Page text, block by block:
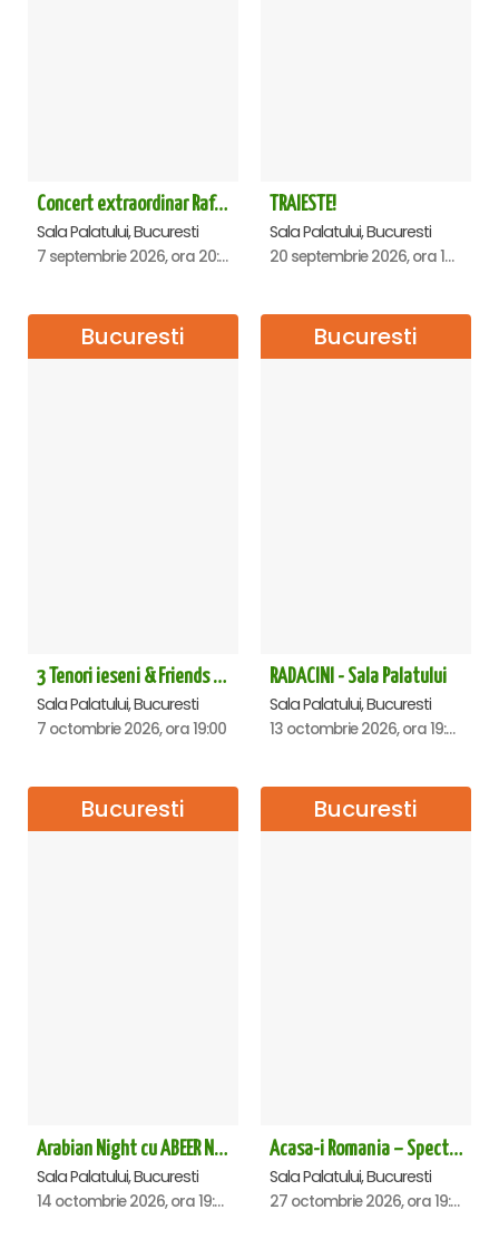
Concert extraordinar Rafet El Roman - Sala Palatului
Sala Palatului, Bucuresti
7 septembrie 2026, ora 20:00
TRAIESTE!
Sala Palatului, Bucuresti
20 septembrie 2026, ora 18:00
Bucuresti
3 Tenori ieseni & Friends - Sala Palatului
Sala Palatului, Bucuresti
7 octombrie 2026, ora 19:00
Bucuresti
RADACINI - Sala Palatului
Sala Palatului, Bucuresti
13 octombrie 2026, ora 19:00
Bucuresti
Arabian Night cu ABEER NEHME – Concert extraordinar la Sala Palatului
Sala Palatului, Bucuresti
14 octombrie 2026, ora 19:00
Bucuresti
Acasa-i Romania – Spectacol
Sala Palatului, Bucuresti
27 octombrie 2026, ora 19:00